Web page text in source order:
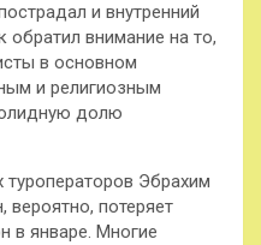
и внутренний
обратил внимание на то,
в основном
и религиозным
долю
туроператоров Эбрахим
потеряет
в январе. Многие